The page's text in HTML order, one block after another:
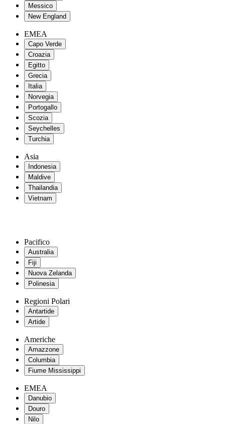
Messico
New England
EMEA
Capo Verde
Croazia
Egitto
Grecia
Italia
Norvegia
Portogallo
Scozia
Seychelles
Turchia
Asia
Indonesia
Maldive
Thailandia
Vietnam
Pacifico
Australia
Fiji
Nuova Zelanda
Polinesia
Regioni Polari
Antartide
Artide
Americhe
Amazzone
Columbia
Fiume Mississippi
EMEA
Danubio
Douro
Nilo